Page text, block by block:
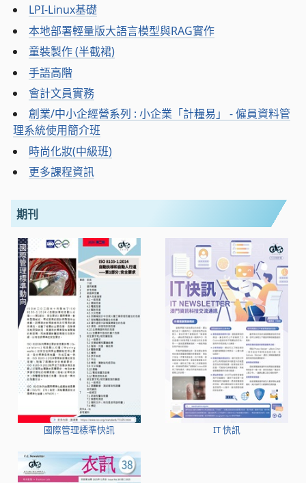
LPI-Linux基礎
本地部署輕量版大語言模型與RAG實作
童裝製作 (半截裙)
手語高階
會計文員實務
創業/中小企經營系列 : 小企業「計糧易」 - 僱員資料管
理系統使用簡介班
時尚化妝(中級班)
更多課程資訊
期刊
國際管理標準快訊 IT 快訊